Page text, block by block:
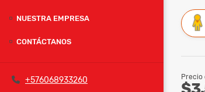
NUESTRA EMPRESA
CONTÁCTANOS
+576068933260
Precio